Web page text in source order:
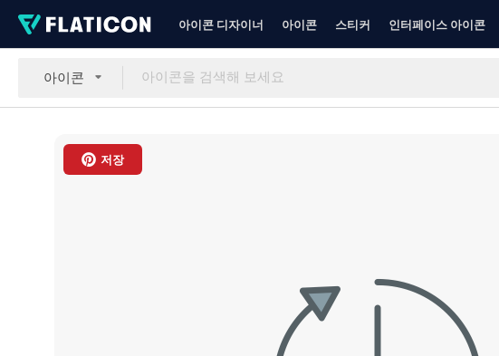
아이콘 디자이너 아이콘 스티커 인터페이스 아이콘
아이콘
저장